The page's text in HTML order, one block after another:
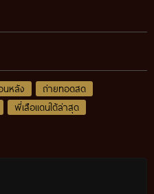
นหลัง
ถ่ายทอดสด
พี่เสือแดนใต้ล่าสุด